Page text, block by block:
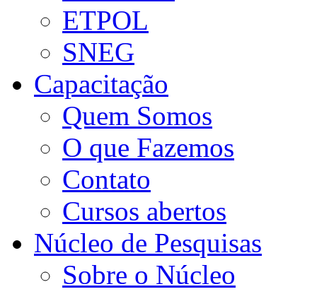
ETPOL
SNEG
Capacitação
Quem Somos
O que Fazemos
Contato
Cursos abertos
Núcleo de Pesquisas
Sobre o Núcleo